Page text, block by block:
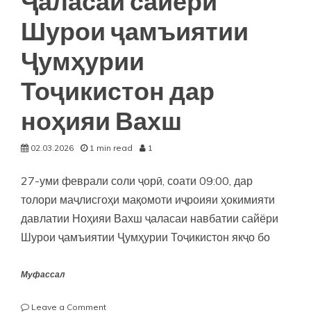
Шурои ҷамъиятии
Ҷумҳурии
Тоҷикистон дар
ноҳияи Вахш
02.03.2026 1 min read 1
27-уми феврали соли ҷорӣ, соати 09:00, дар
толори маҷлисгоҳи мақомоти иҷроияи ҳокимияти
давлатии Ноҳияи Вахш ҷаласаи навбатии сайёри
Шурои ҷамъиятии Ҷумҳурии Тоҷикистон якҷо бо
Муфассал
Leave a Commenton